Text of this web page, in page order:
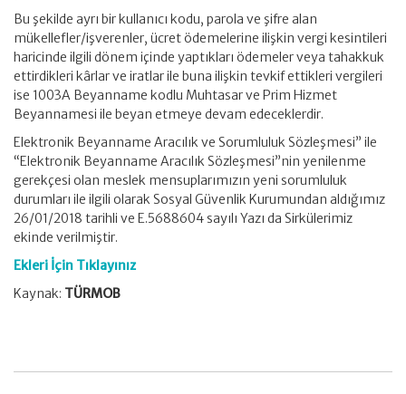
Bu şekilde ayrı bir kullanıcı kodu, parola ve şifre alan
mükellefler/işverenler, ücret ödemelerine ilişkin vergi kesintileri
haricinde ilgili dönem içinde yaptıkları ödemeler veya tahakkuk
ettirdikleri kârlar ve iratlar ile buna ilişkin tevkif ettikleri vergileri
ise 1003A Beyanname kodlu Muhtasar ve Prim Hizmet
Beyannamesi ile beyan etmeye devam edeceklerdir.
Elektronik Beyanname Aracılık ve Sorumluluk Sözleşmesi” ile
“Elektronik Beyanname Aracılık Sözleşmesi”nin yenilenme
gerekçesi olan meslek mensuplarımızın yeni sorumluluk
durumları ile ilgili olarak Sosyal Güvenlik Kurumundan aldığımız
26/01/2018 tarihli ve E.5688604 sayılı Yazı da Sirkülerimiz
ekinde verilmiştir.
Ekleri İçin Tıklayınız
Kaynak: TÜRMOB